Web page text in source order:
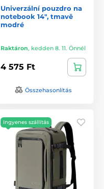
Univerzální pouzdro na
notebook 14", tmavě
modré
Raktáron, kedden 8. 11. Önnél
4 575 Ft
Összehasonlítás
Ingyenes szállítás